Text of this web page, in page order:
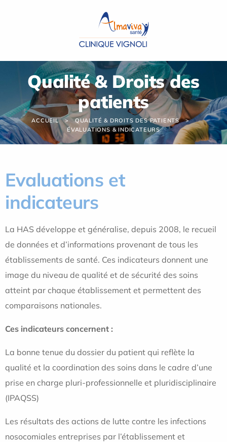
Qualité & Droits des
patients
ACCUEIL
QUALITÉ & DROITS DES PATIENTS
ÉVALUATIONS & INDICATEURS
Evaluations et
indicateurs
La HAS développe et généralise, depuis 2008, le recueil
de données et d’informations provenant de tous les
établissements de santé. Ces indicateurs donnent une
image du niveau de qualité et de sécurité des soins
atteint par chaque établissement et permettent des
comparaisons nationales.
Ces indicateurs concernent :
La bonne tenue du dossier du patient qui reflète la
qualité et la coordination des soins dans le cadre d’une
prise en charge pluri-professionnelle et pluridisciplinaire
(IPAQSS)
Les résultats des actions de lutte contre les infections
nosocomiales entreprises par l’établissement et